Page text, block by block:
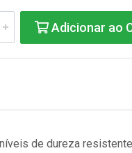
Adicionar ao
de dureza